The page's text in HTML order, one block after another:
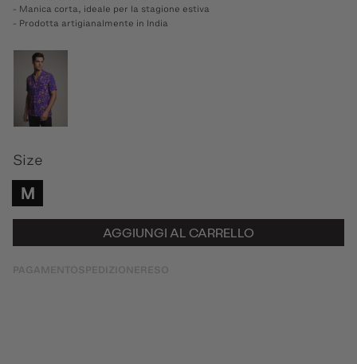
- Manica corta, ideale per la stagione estiva
- Prodotta artigianalmente in India
Size
M
AGGIUNGI AL CARRELLO
PAGAMENTO SPEDIZIONE RESO